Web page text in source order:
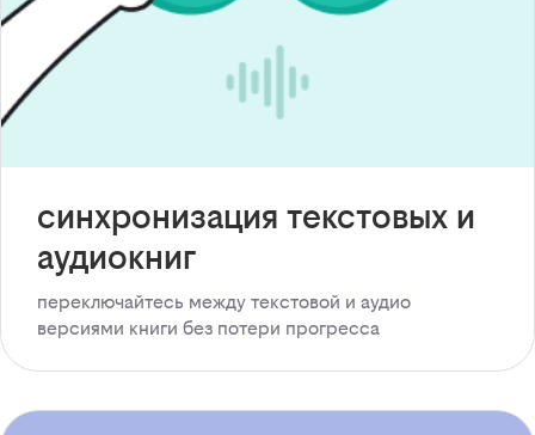
синхронизация текстовых и
аудиокниг
переключайтесь между текстовой и аудио
версиями книги без потери прогресса